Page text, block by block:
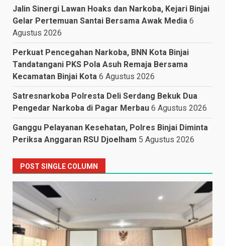
Jalin Sinergi Lawan Hoaks dan Narkoba, Kejari Binjai
Gelar Pertemuan Santai Bersama Awak Media 6
Agustus 2026
Perkuat Pencegahan Narkoba, BNN Kota Binjai
Tandatangani PKS Pola Asuh Remaja Bersama
Kecamatan Binjai Kota 6 Agustus 2026
Satresnarkoba Polresta Deli Serdang Bekuk Dua
Pengedar Narkoba di Pagar Merbau 6 Agustus 2026
Ganggu Pelayanan Kesehatan, Polres Binjai Diminta
Periksa Anggaran RSU Djoelham 5 Agustus 2026
POST SINGLE COLUMN